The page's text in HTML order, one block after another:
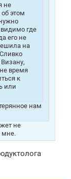
не
этом
видимо где
его не
на
время
к
или
нам
не
мне.